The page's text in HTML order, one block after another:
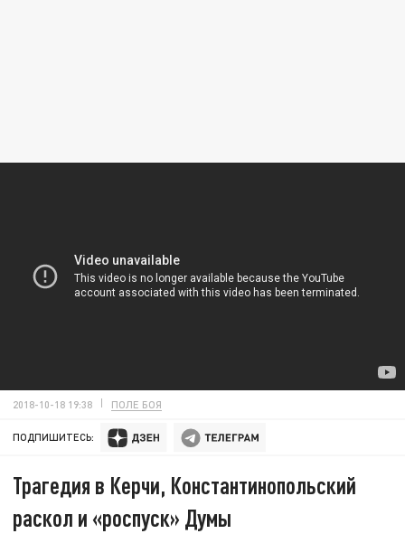
2018-10-18 19:38 ПОЛЕ БОЯ
ПОДПИШИТЕСЬ:
Трагедия в Керчи, Константинопольский
раскол и «роспуск» Думы